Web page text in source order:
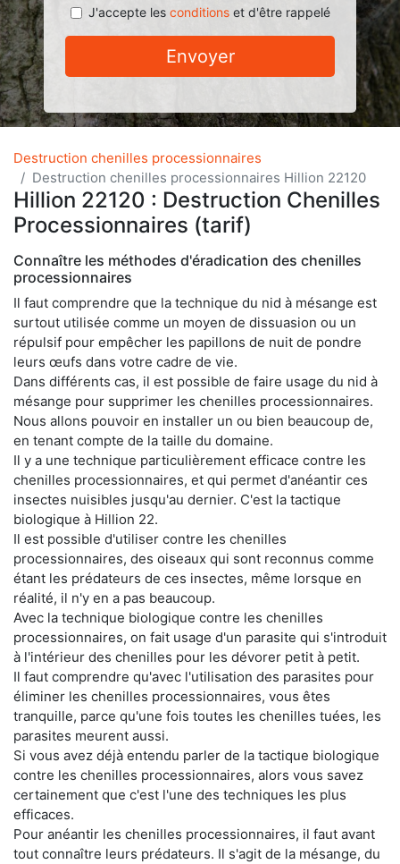
J'accepte les conditionset d'être rappelé
Envoyer
Destruction chenilles processionnaires
Destruction chenilles processionnaires Hillion 22120
Hillion 22120 : Destruction Chenilles
Processionnaires (tarif)
Connaître les méthodes d'éradication des chenilles
processionnaires
Il faut comprendre que la technique du nid à mésange est
surtout utilisée comme un moyen de dissuasion ou un
répulsif pour empêcher les papillons de nuit de pondre
leurs œufs dans votre cadre de vie.
Dans différents cas, il est possible de faire usage du nid à
mésange pour supprimer les chenilles processionnaires.
Nous allons pouvoir en installer un ou bien beaucoup de,
en tenant compte de la taille du domaine.
Il y a une technique particulièrement efficace contre les
chenilles processionnaires, et qui permet d'anéantir ces
insectes nuisibles jusqu'au dernier. C'est la tactique
biologique à Hillion 22.
Il est possible d'utiliser contre les chenilles
processionnaires, des oiseaux qui sont reconnus comme
étant les prédateurs de ces insectes, même lorsque en
réalité, il n'y en a pas beaucoup.
Avec la technique biologique contre les chenilles
processionnaires, on fait usage d'un parasite qui s'introduit
à l'intérieur des chenilles pour les dévorer petit à petit.
Il faut comprendre qu'avec l'utilisation des parasites pour
éliminer les chenilles processionnaires, vous êtes
tranquille, parce qu'une fois toutes les chenilles tuées, les
parasites meurent aussi.
Si vous avez déjà entendu parler de la tactique biologique
contre les chenilles processionnaires, alors vous savez
certainement que c'est l'une des techniques les plus
efficaces.
Pour anéantir les chenilles processionnaires, il faut avant
tout connaître leurs prédateurs. Il s'agit de la mésange, du